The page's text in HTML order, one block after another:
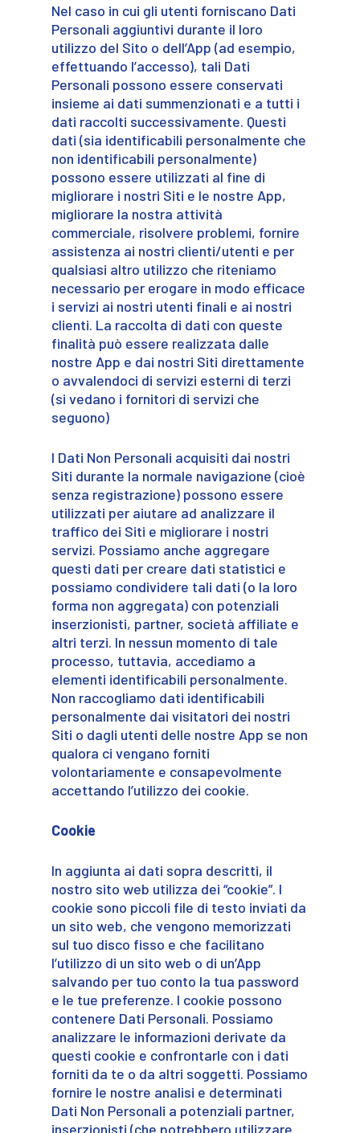
Nel caso in cui gli utenti forniscano Dati
Personali aggiuntivi durante il loro
utilizzo del Sito o dell’App (ad esempio,
effettuando l’accesso), tali Dati
Personali possono essere conservati
insieme ai dati summenzionati e a tutti i
dati raccolti successivamente. Questi
dati (sia identificabili personalmente che
non identificabili personalmente)
possono essere utilizzati al fine di
migliorare i nostri Siti e le nostre App,
migliorare la nostra attività
commerciale, risolvere problemi, fornire
assistenza ai nostri clienti/utenti e per
qualsiasi altro utilizzo che riteniamo
necessario per erogare in modo efficace
i servizi ai nostri utenti finali e ai nostri
clienti. La raccolta di dati con queste
finalità può essere realizzata dalle
nostre App e dai nostri Siti direttamente
o avvalendoci di servizi esterni di terzi
(si vedano i fornitori di servizi che
seguono)
I Dati Non Personali acquisiti dai nostri
Siti durante la normale navigazione (cioè
senza registrazione) possono essere
utilizzati per aiutare ad analizzare il
traffico dei Siti e migliorare i nostri
servizi. Possiamo anche aggregare
questi dati per creare dati statistici e
possiamo condividere tali dati (o la loro
forma non aggregata) con potenziali
inserzionisti, partner, società affiliate e
altri terzi. In nessun momento di tale
processo, tuttavia, accediamo a
elementi identificabili personalmente.
Non raccogliamo dati identificabili
personalmente dai visitatori dei nostri
Siti o dagli utenti delle nostre App se non
qualora ci vengano forniti
volontariamente e consapevolmente
accettando l’utilizzo dei cookie.
Cookie
In aggiunta ai dati sopra descritti, il
nostro sito web utilizza dei “cookie”. I
cookie sono piccoli file di testo inviati da
un sito web, che vengono memorizzati
sul tuo disco fisso e che facilitano
l’utilizzo di un sito web o di un’App
salvando per tuo conto la tua password
e le tue preferenze. I cookie possono
contenere Dati Personali. Possiamo
analizzare le informazioni derivate da
questi cookie e confrontarle con i dati
forniti da te o da altri soggetti. Possiamo
fornire le nostre analisi e determinati
Dati Non Personali a potenziali partner,
inserzionisti (che potrebbero utilizzare